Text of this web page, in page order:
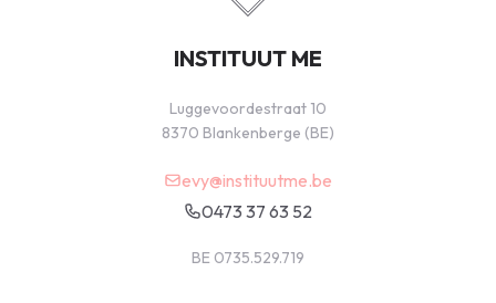
INSTITUUT ME
Luggevoordestraat 10
8370 Blankenberge (BE)
evy@instituutme.be
0473 37 63 52
BE 0735.529.719